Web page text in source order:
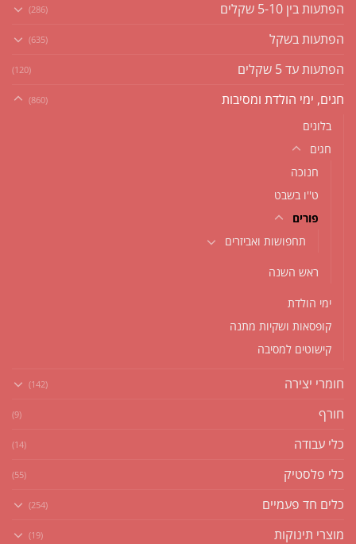
הפתעות בין 5-10 שקלים (286)
הפתעות בשקל (635)
הפתעות עד 5 שקלים (120)
חגים, ימי הולדת ומסיבות (860)
בלונים
חגים
חנוכה
ט''ו בשבט
פורים
תחפושות ואביזרים
ראש השנה
ימי הולדת
קופסאות ושקיות מתנה
קישוטים למסיבה
חומרי יצירה (142)
חורף (9)
כלי עבודה (14)
כלי פלסטיק (55)
כלים חד פעמיים (254)
מוצרי תינוקות (19)